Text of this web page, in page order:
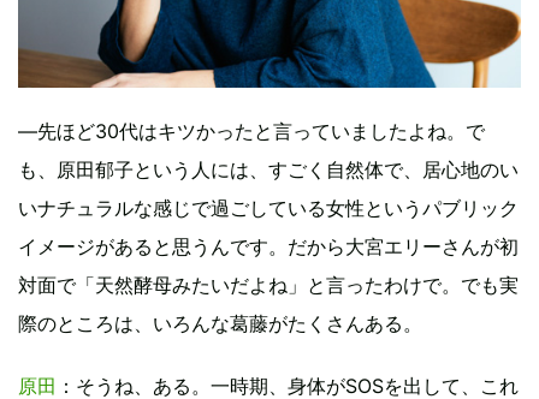
―先ほど30代はキツかったと言っていましたよね。で
も、原田郁子という人には、すごく自然体で、居心地のい
いナチュラルな感じで過ごしている女性というパブリック
イメージがあると思うんです。だから大宮エリーさんが初
対面で「天然酵母みたいだよね」と言ったわけで。でも実
際のところは、いろんな葛藤がたくさんある。
原田 ：そうね、ある。一時期、身体がSOSを出して、これ